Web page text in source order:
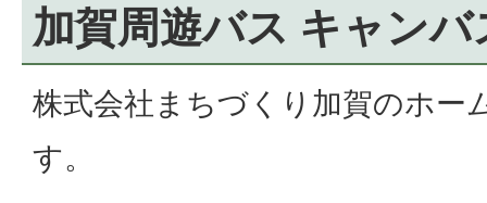
加賀周遊バス キャンバ
株式会社まちづくり加賀のホー
す。